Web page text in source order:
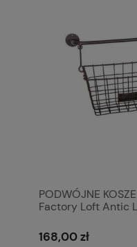
PODWÓJNE
Factory Loft Antic
168,00 zł